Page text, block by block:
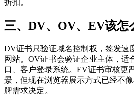
三、DV、OV、EV该怎
DV证书只验证域名控制权，签发速
网站。OV证书会验证企业主体，
口、客户登录系统。EV证书审核更
景，但现在浏览器展示方式已经不
牌需求决定。